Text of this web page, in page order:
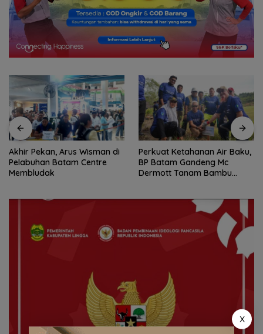
Akhir Pekan, Arus Wisman di
Pelabuhan Batam Centre
Membludak
Perkuat Ketahanan Air Baku,
BP Batam Gandeng Mc
Dermott Tanam Bambu
X